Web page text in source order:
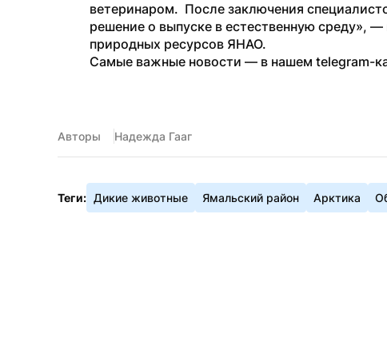
ветеринаром.  После заключения
решение о выпуске в естественную среду»,
природных ресурсов ЯНАО.
Самые важные новости — в нашем telegram-
Авторы Надежда Гааг
Теги: Дикие животные Ямальский район Арктика